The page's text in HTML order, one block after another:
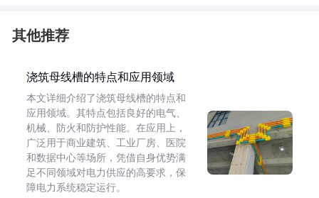
其他推荐
浇筑母线槽的特点和应用领域
本文详细介绍了浇筑母线槽的特点和
应用领域。其特点包括良好的电气、
机械、防火和防护性能。在应用上，
广泛用于商业建筑、工业厂房、医院
和数据中心等场所，凭借自身优势满
足不同领域对电力供应的高要求，保
障电力系统稳定运行。